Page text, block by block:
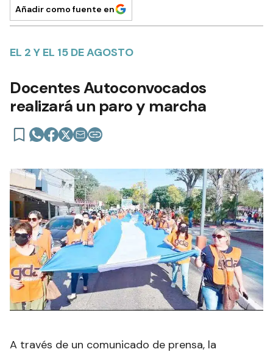
Añadir como fuente en
EL 2 Y EL 15 DE AGOSTO
Docentes Autoconvocados
realizará un paro y marcha
A través de un comunicado de prensa, la